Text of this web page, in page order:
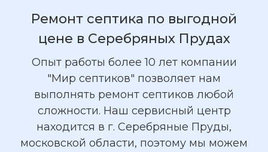
Ремонт септика по выгодной
цене в Серебряных Прудах
Опыт работы более 10 лет компании
"Мир септиков" позволяет нам
выполнять ремонт септиков любой
сложности. Наш сервисный центр
находится в г. Серебряные Пруды,
московской области, поэтому мы можем